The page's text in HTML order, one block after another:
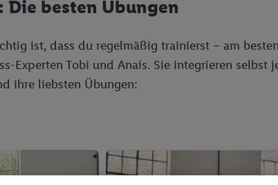
besten Übungen
ist, dass du regelmäßig trainierst – am
Experten Tobi und Anais. Sie integrieren
ihre liebsten Übungen: